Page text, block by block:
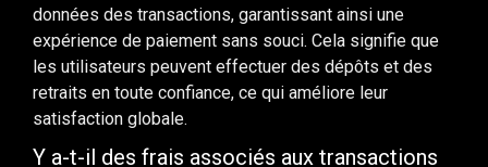
données des transactions, garantissant ainsi une
expérience de paiement sans souci. Cela signifie que
les utilisateurs peuvent effectuer des dépôts et des
retraits en toute confiance, ce qui améliore leur
satisfaction globale.
Y a-t-il des frais associés aux transactions